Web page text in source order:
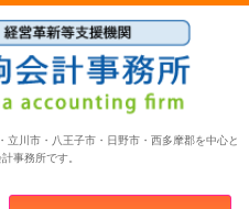
川市・八王子市・日野市・西多摩郡を中心と
事務所です。